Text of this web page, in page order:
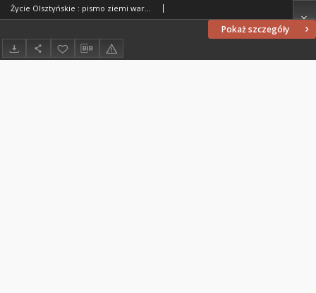
Pokaż szczegóły
Życie Olsztyńskie : pismo ziemi warmińsko-mazurskiej, 1949, nr 30